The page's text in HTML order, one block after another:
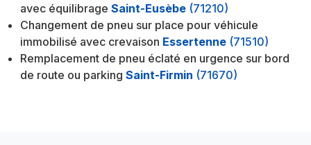
avec équilibrage Saint-Eusèbe (71210)
Changement de pneu sur place pour véhicule
immobilisé avec crevaison Essertenne (71510)
Remplacement de pneu éclaté en urgence sur bord
de route ou parking Saint-Firmin (71670)